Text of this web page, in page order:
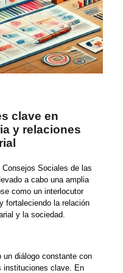
clave en
y relaciones
Sociales de las
a cabo una amplia
como un interlocutor
fortaleciendo la relación
y la sociedad.
un diálogo constante con
instituciones clave. En